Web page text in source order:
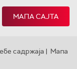
МАПА САЈТА
садржаја | Мапа